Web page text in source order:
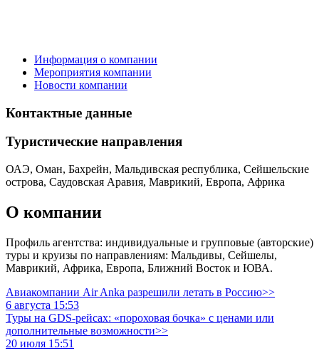
Информация о компании
Мероприятия компании
Новости компании
Контактные данные
Туристическиe направления
ОАЭ, Оман, Бахрейн, Мальдивская республика, Сейшельские
острова, Саудовская Аравия, Маврикий, Европа, Африка
О компании
Профиль агентства: индивидуальные и групповые (авторские)
туры и круизы по направлениям: Мальдивы, Сейшелы,
Маврикий, Африка, Европа, Ближний Восток и ЮВА.
Авиакомпании Air Anka разрешили летать в Россию>>
6 августа 15:53
Туры на GDS-рейсах: «пороховая бочка» с ценами или
дополнительные возможности>>
20 июля 15:51